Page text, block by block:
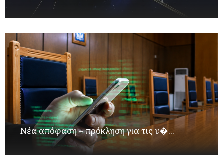
Νέα απόφαση – πρόκληση για τις υ�...